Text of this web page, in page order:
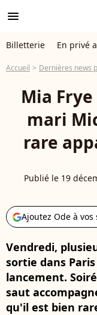
menu
Billetterie En privé
Accueil Dernières news
Mia
mari
rare
Publié le 19
Ajoutez Ode à
Vendredi,
sortie dans
lancement.
saut
qu'il est bien